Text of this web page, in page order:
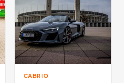
CABRIO